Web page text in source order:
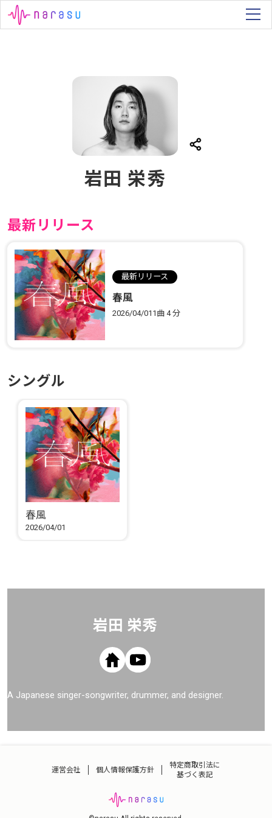
岩田 栄秀
最新リリース
最新リリース
春風
2026/04/01 1曲4 分
シングル
春風
2026/04/01
岩田 栄秀
A Japanese singer-songwriter, drummer, and designer.
運営会社 個人情報保護方針
特定商取引法に
基づく表記